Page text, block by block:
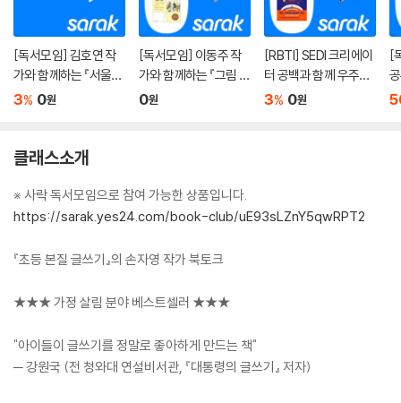
[독서모임] 김호연 작
가와 함께하는 『서울의
선인』 북토크
3% 0원
[독서모임] 이동주 작
가와 함께하는 『그림 그
리는 과학자』 읽기
0원
[RBTI] SEDI 크리에이
터 공백과 함께 우주로
떠나요
3% 0원
[
클래스소개
※ 사락 독서모임으로 참여 가능한 상품입니다.
https://sarak.yes24.com/book-club/uE93sLZnY5qwRPT2
『초등 본질 글쓰기』의 손자영 작가 북토크
★★★ 가정 살림 분야 베스트셀러 ★★★
"아이들이 글쓰기를 정말로 좋아하게 만드는 책"
─ 강원국 (전 청와대 연설비서관, 『대통령의 글쓰기』 저자)